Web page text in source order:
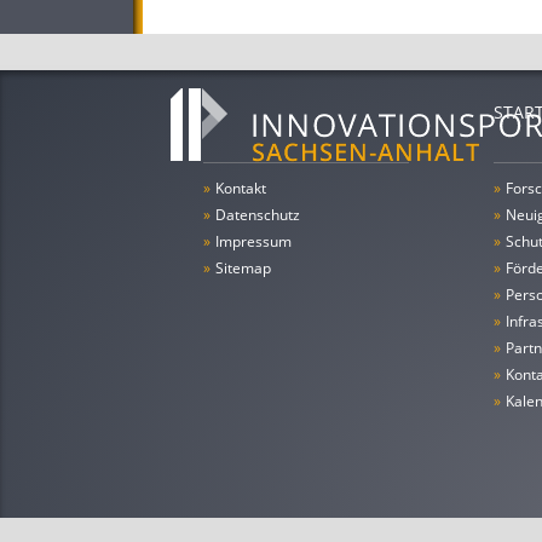
» Kontakt
» Datenschutz
» Impressum
» Sitemap
»
»
»
»
»
»
»
»
»